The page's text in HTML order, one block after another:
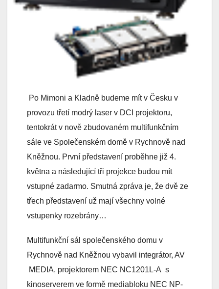
Po Mimoni a Kladně budeme mít v Česku v
provozu třetí modrý laser v DCI projektoru,
tentokrát v nově zbudovaném multifunkčním
sále ve Společenském domě v Rychnově nad
Kněžnou. První představení proběhne již 4.
května a následující tři projekce budou mít
vstupné zadarmo. Smutná zpráva je, že dvě ze
třech představení už mají všechny volné
vstupenky rozebrány…
Multifunkční sál společenského domu v
Rychnově nad Kněžnou vybavil integrátor, AV
MEDIA, projektorem NEC NC1201L-A s
kinoserverem ve formě mediabloku NEC NP-